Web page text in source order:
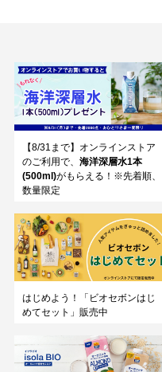
【8/31まで】オンラインストア
のご利用で、 海洋深層水1本
(500ml)がもらえる！※先着順、
数量限定
はじめよう！「ビオセボンはじ
めてセット」販売中